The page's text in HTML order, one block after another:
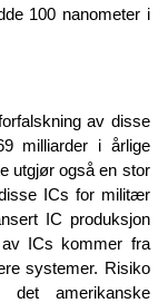
100 nanometer i
av disse
milliarder i årlige
utgjør også en stor
ICs for militær
IC produksjon
ICs kommer fra
systemer. Risiko
amerikanske